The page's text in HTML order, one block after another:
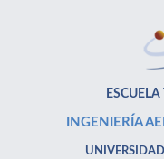
INGENIERÍA